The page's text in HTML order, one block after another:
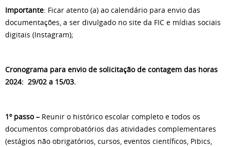
Importante: Ficar atento (a) ao calendário para envio das
documentações, a ser divulgado no site da FIC e mídias sociais
digitais (Instagram);
Cronograma para envio de solicitação de contagem das horas
2024: 29/02 a 15/03.
1º passo – Reunir o histórico escolar completo e todos os
documentos comprobatórios das atividades complementares
(estágios não obrigatórios, cursos, eventos científicos, Pibics,